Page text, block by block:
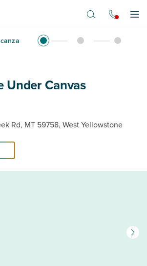
Under Canvas
Rd, MT 59758, West Yellowstone